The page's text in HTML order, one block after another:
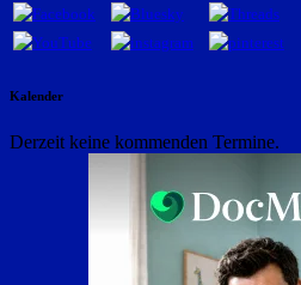
Kalender
Derzeit keine kommenden Termine.